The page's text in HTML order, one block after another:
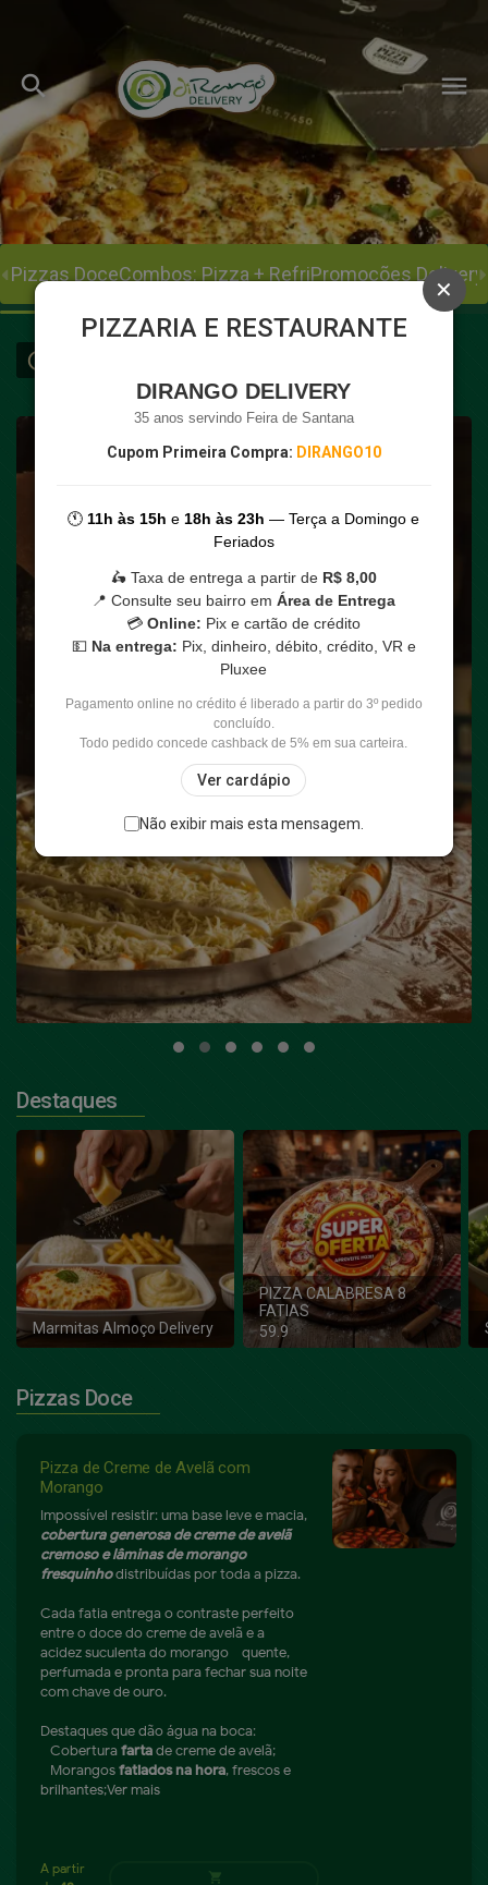
PIZZARIA E RESTAURANTE
DIRANGO DELIVERY
35 anos servindo Feira de Santana
Cupom Primeira Compra: DIRANGO10
🕚 11h às 15h e 18h às 23h — Terça a Domingo e
Feriados
🛵 Taxa de entrega a partir de R$ 8,00
📍 Consulte seu bairro emÁrea de Entrega
💳Online: Pix e cartão de crédito
💵 Na entrega: Pix, dinheiro, débito, crédito, VR e
Pluxee
Pagamento online no crédito é liberado a partir do 3º pedido
concluído.
Todo pedido concede cashback de 5% em sua carteira.
Ver cardápio
Não exibir mais esta mensagem.
menu
search
Pizzas DoceCombos: Pizza + RefriPromoções Delivery
access_time
Destaques
Marmitas Almoço Delivery
PIZZA CALABRESA 8
FATIAS
59.9
Pizzas Doce
Pizza de Creme de Avelã com
Morango
Impossível resistir: uma base leve e macia,
cobertura generosa de creme de avelã
cremoso e lâminas de morango
fresquinhodistribuídas por toda a pizza.
Cada fatia entrega o contraste perfeito
entre o doce do creme de avelã e a
acidez suculenta do morango - quente,
perfumada e pronta para fechar sua noite
com chave de ouro.
Destaques que dão água na boca:
- Cobertura fartade creme de avelã;
- Morangosfatiados na hora, frescos e
brilhantes;Ver mais